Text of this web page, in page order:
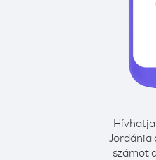
Jordánia
számot